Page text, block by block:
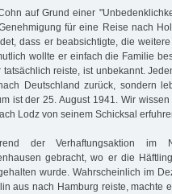
auf Grund einer
für eine Reise nach
dass er beabsichtigte, die
wollte er einfach die Familie
reiste, ist unbekannt.
Deutschland zurück, sondern
ist der 25. August 1941. Wir
Lodz von seinem Schicksal
der Verhaftungsaktion im
gebracht, wo er die
wurde. Wahrscheinlich im
aus nach Hamburg reiste, machte